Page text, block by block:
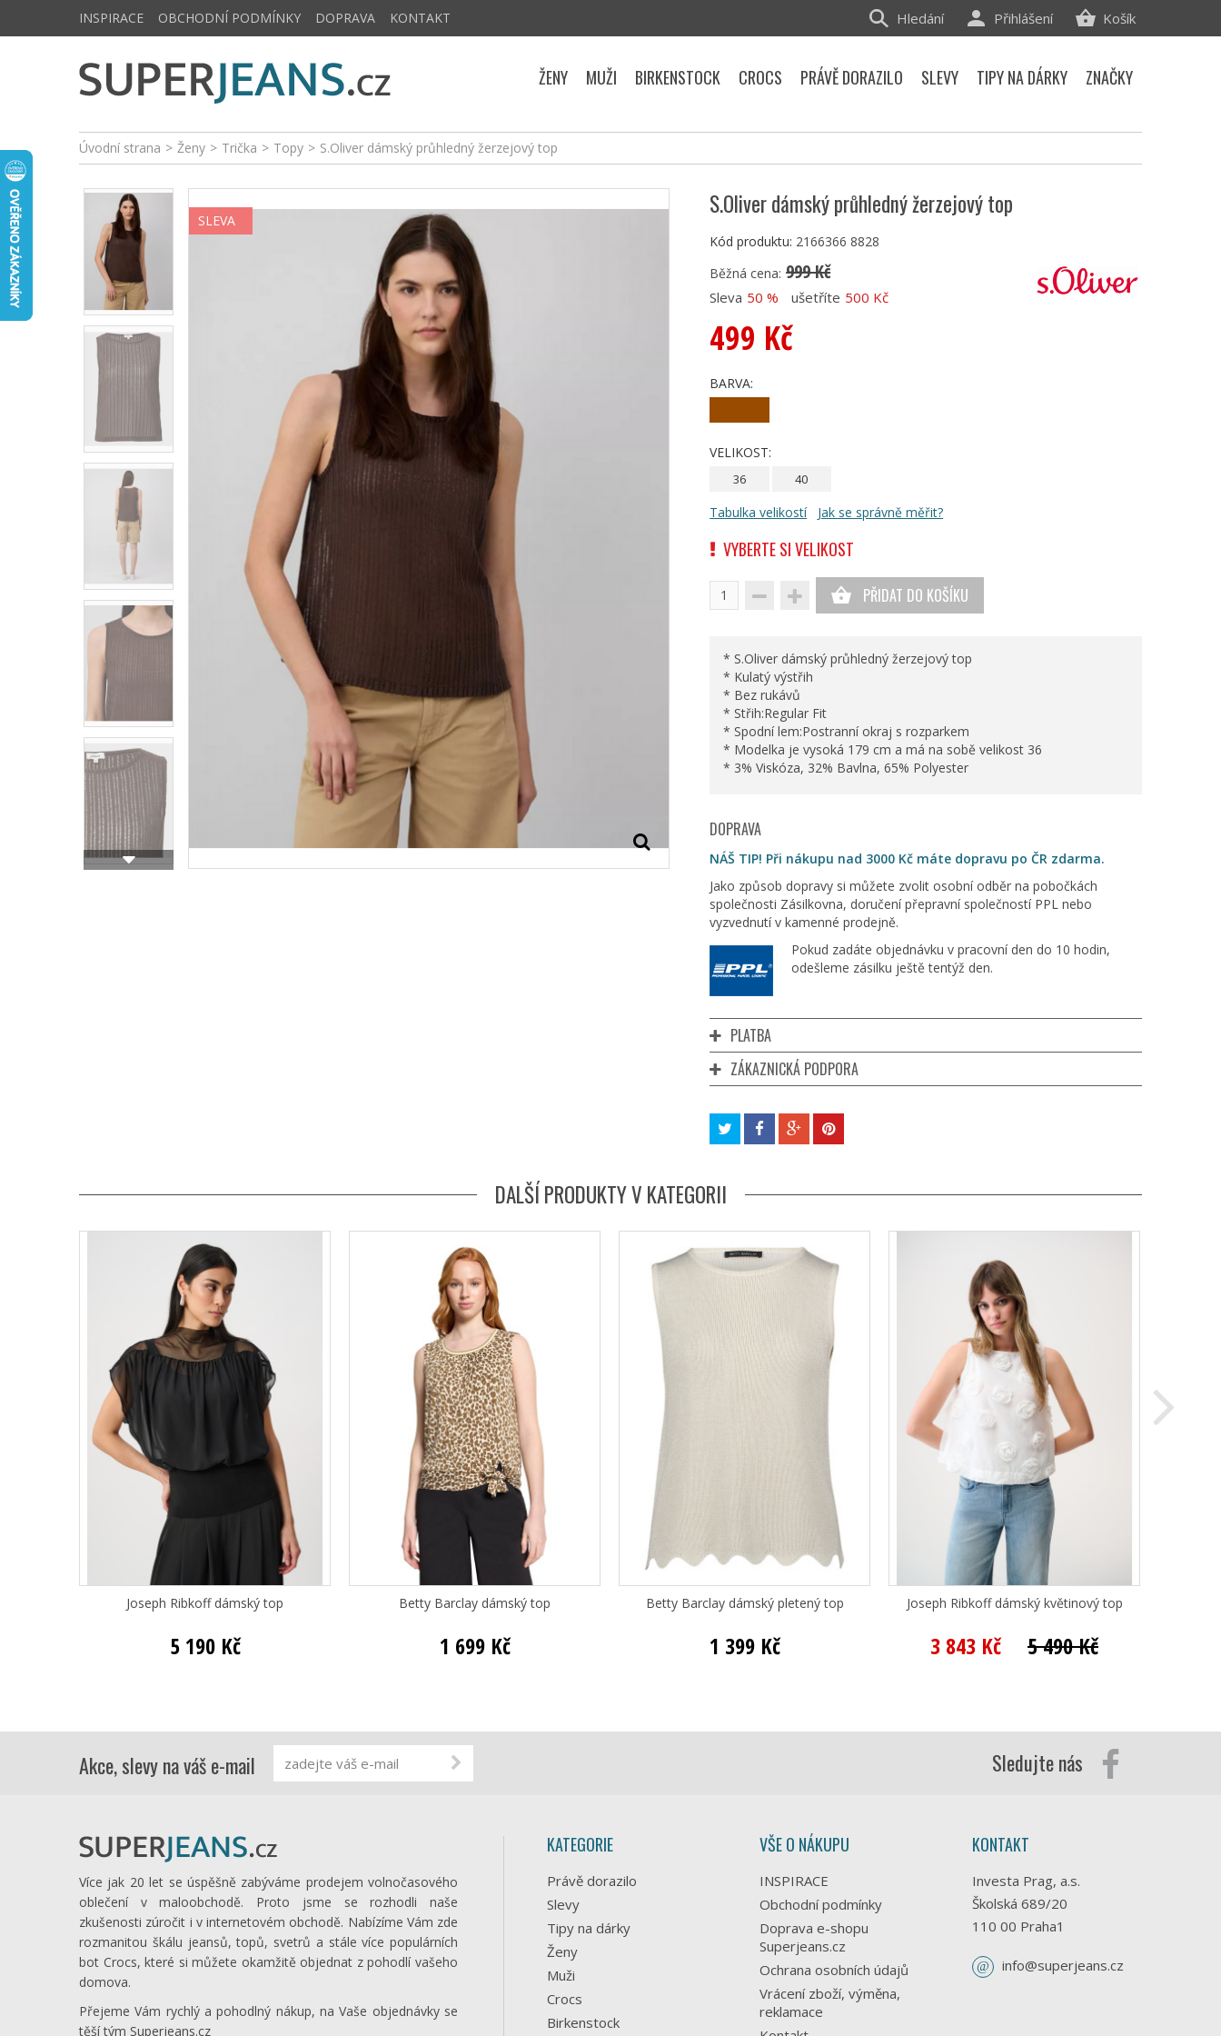
Úvodní strana > Ženy > Trička > Topy > S.Oliver dámský průhledný žerzejový top
SLEVA
S.Oliver dámský průhledný žerzejový top
Kód produktu: 2166366 8828
Běžná cena: 999 Kč
Sleva 50 % ušetříte 500 Kč
499 Kč
BARVA:
VELIKOST:
36 40
Tabulka velikostí Jak se správně měřit?
VYBERTE SI VELIKOST
PŘIDAT DO KOŠÍKU
* S.Oliver dámský průhledný žerzejový top
* Kulatý výstřih
* Bez rukávů
* Střih:Regular Fit
* Spodní lem:Postranní okraj s rozparkem
* Modelka je vysoká 179 cm a má na sobě velikost 36
* 3% Viskóza, 32% Bavlna, 65% Polyester
DOPRAVA
NÁŠ TIP! Při nákupu nad 3000 Kč máte dopravu po ČR zdarma.
Jako způsob dopravy si můžete zvolit osobní odběr na pobočkách
společnosti Zásilkovna, doručení přepravní společností PPL nebo
vyzvednutí v kamenné prodejně.
Pokud zadáte objednávku v pracovní den do 10 hodin,
odešleme zásilku ještě tentýž den.
PLATBA
ZÁKAZNICKÁ PODPORA
DALŠÍ PRODUKTY V KATEGORII
Joseph Ribkoff dámský top
5 190 Kč
Betty Barclay dámský top
1 699 Kč
Betty Barclay dámský pletený top
1 399 Kč
Joseph Ribkoff dámský květinový top
3 843 Kč 5 490 Kč
INSPIRACE OBCHODNÍ PODMÍNKY DOPRAVA KONTAKT Košík
Přihlášení
Hledání
ŽENY MUŽI BIRKENSTOCK CROCS PRÁVĚ DORAZILO SLEVY TIPY NA DÁRKY ZNAČKY
Akce, slevy na váš e-mail Sledujte nás
Více jak 20 let se úspěšně zabýváme prodejem volnočasového
oblečení v maloobchodě. Proto jsme se rozhodli naše
zkušenosti zúročit i v internetovém obchodě. Nabízíme Vám zde
rozmanitou škálu jeansů, topů, svetrů a stále více populárních
bot Crocs, které si můžete okamžitě objednat z pohodlí vašeho
domova.
Přejeme Vám rychlý a pohodlný nákup, na Vaše objednávky se
těší tým Superjeans.cz
KATEGORIE
Právě dorazilo
Slevy
Tipy na dárky
Ženy
Muži
Crocs
Birkenstock
VŠE O NÁKUPU
INSPIRACE
Obchodní podmínky
Doprava e-shopu
Superjeans.cz
Ochrana osobních údajů
Vrácení zboží, výměna,
reklamace
KONTAKT
Investa Prag, a.s.
Školská 689/20
110 00 Praha1
info@superjeans.cz